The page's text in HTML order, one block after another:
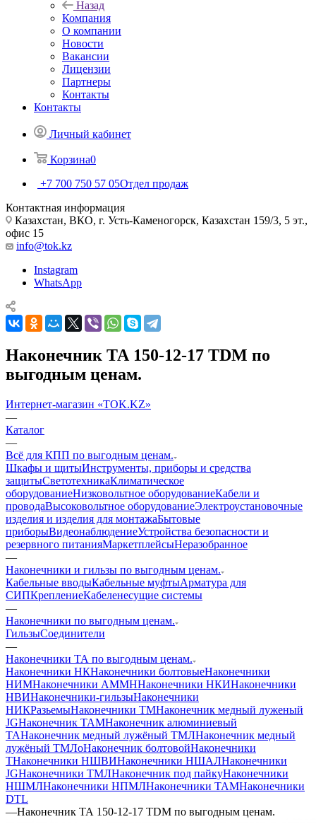
Назад
Компания
О компании
Новости
Вакансии
Лицензии
Партнеры
Контакты
Контакты
Личный кабинет
Корзина0
+7 700 750 57 05Отдел продаж
Контактная информация
Казахстан, ВКО, г. Усть-Каменогорск, Казахстан 159/3, 5 эт.,
офис 15
info@tok.kz
Instagram
WhatsApp
Наконечник ТА 150-12-17 TDM по
выгодным ценам.
Интернет-магазин «TOK.KZ»
—
Каталог
—
Всё для КПП по выгодным ценам.
Шкафы и щитыИнструменты, приборы и средства
защитыСветотехникаКлиматическое
оборудованиеНизковольтное оборудованиеКабели и
проводаВысоковольтное оборудованиеЭлектроустановочные
изделия и изделия для монтажаБытовые
приборыВидеонаблюдениеУстройства безопасности и
резервного питанияМаркетплейсыНеразобранное
—
Наконечники и гильзы по выгодным ценам.
Кабельные вводыКабельные муфтыАрматура для
СИПКреплениеКабеленесущие системы
—
Наконечники по выгодным ценам.
ГильзыСоединители
—
Наконечники ТА по выгодным ценам.
Наконечники НКНаконечники болтовыеНаконечники
НИМНаконечники АММННаконечники НКИНаконечники
НВИНаконечники-гильзыНаконечники
НИКРазьемыНаконечники ТМНаконечник медный луженый
JGНаконечник ТАМНаконечник алюминиевый
ТАНаконечник медный лужёный ТМЛНаконечник медный
лужёный ТМЛоНаконечник болтовойНаконечники
ТНаконечники НШВИНаконечники НШАЛНаконечники
JGНаконечники ТМЛНаконечник под пайкуНаконечники
НШМЛНаконечники НПМЛНаконечники ТАМНаконечники
DTL
—Наконечник ТА 150-12-17 TDM по выгодным ценам.